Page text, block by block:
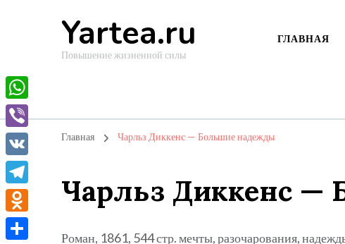
Yartea.ru
Повышение жизненной силы
ГЛАВНАЯ
Главная Чарльз Диккенс — Большие надежды
Чарльз Диккенс
Роман, 1861, 544 стр. мечты, разочарования,
WhatsApp
Viber
VK
Telegram
Odnoklassniki